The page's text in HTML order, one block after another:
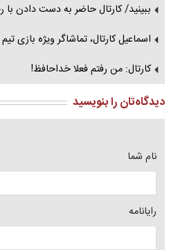
ببینید/ کارتال حاضر به دست دادن
اسماعیل کارتال، تماشاگر ویژه بازی
کارتال: من رفتم فعلا خداحافظ!
دیدگاه‌تان را بنویسید
نام شما
رایانامه